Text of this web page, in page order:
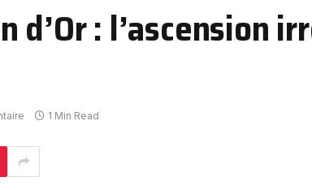
d’Or : l’ascension
1 Min Read